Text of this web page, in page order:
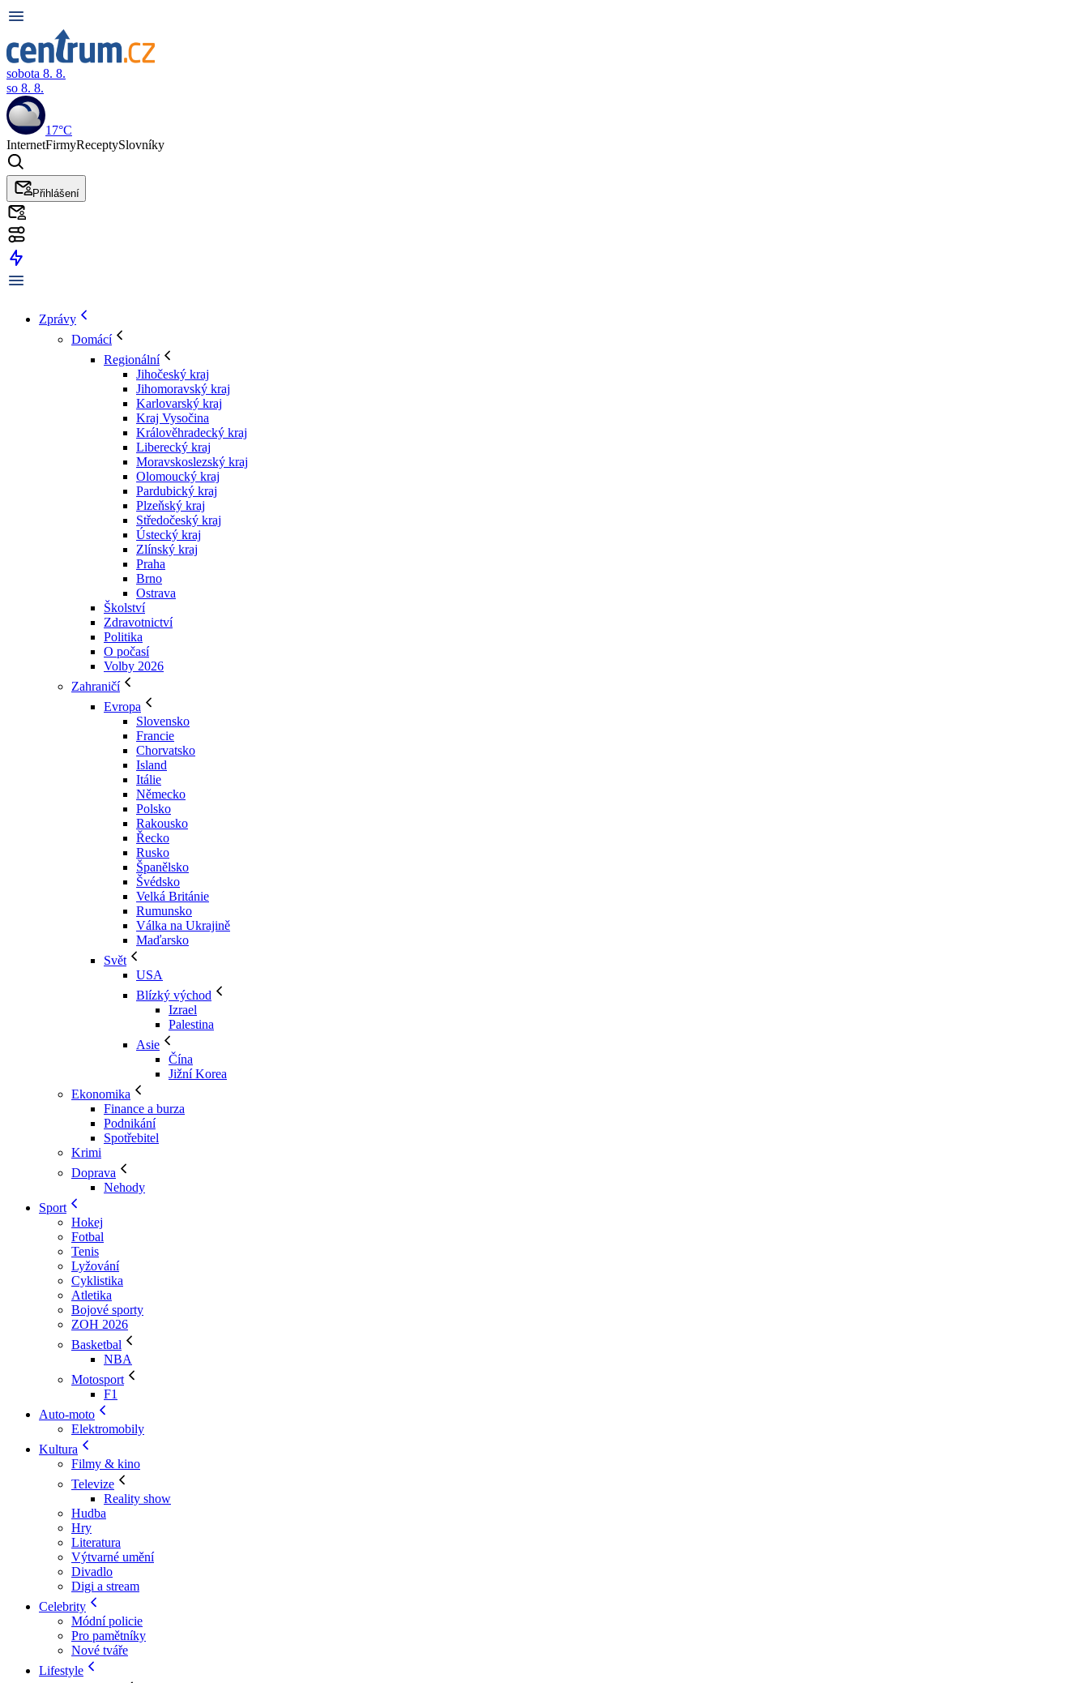
sobota 8. 8.
so 8. 8.
17°C
InternetFirmyReceptySlovníky
Přihlášení
Zprávy
Domácí
Regionální
Jihočeský kraj
Jihomoravský kraj
Karlovarský kraj
Kraj Vysočina
Králověhradecký kraj
Liberecký kraj
Moravskoslezský kraj
Olomoucký kraj
Pardubický kraj
Plzeňský kraj
Středočeský kraj
Ústecký kraj
Zlínský kraj
Praha
Brno
Ostrava
Školství
Zdravotnictví
Politika
O počasí
Volby 2026
Zahraničí
Evropa
Slovensko
Francie
Chorvatsko
Island
Itálie
Německo
Polsko
Rakousko
Řecko
Rusko
Španělsko
Švédsko
Velká Británie
Rumunsko
Válka na Ukrajině
Maďarsko
Svět
USA
Blízký východ
Izrael
Palestina
Asie
Čína
Jižní Korea
Ekonomika
Finance a burza
Podnikání
Spotřebitel
Krimi
Doprava
Nehody
Sport
Hokej
Fotbal
Tenis
Lyžování
Cyklistika
Atletika
Bojové sporty
ZOH 2026
Basketbal
NBA
Motosport
F1
Auto-moto
Elektromobily
Kultura
Filmy & kino
Televize
Reality show
Hudba
Hry
Literatura
Výtvarné umění
Divadlo
Digi a stream
Celebrity
Módní policie
Pro pamětníky
Nové tváře
Lifestyle